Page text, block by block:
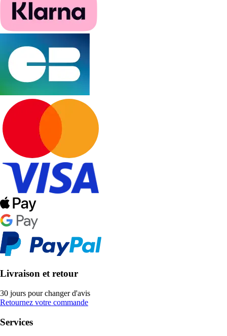
Livraison et retour
30 jours pour changer d'avis
Retournez votre commande
Services